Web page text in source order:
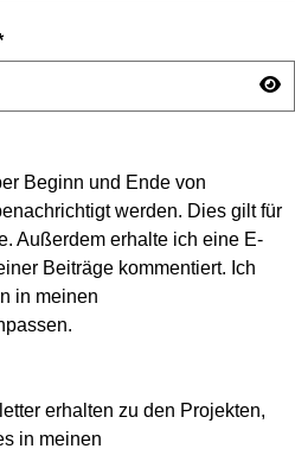
Beginn und Ende von
werden. Dies gilt für
Außerdem erhalte ich eine E-
Beiträge kommentiert. Ich
in meinen
erhalten zu den Projekten,
in meinen